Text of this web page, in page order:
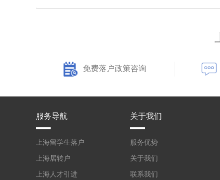
免费落户政策咨询
服务导航
上海留学生落户
上海居转户
上海人才引进
关于我们
服务优势
关于我们
联系我们